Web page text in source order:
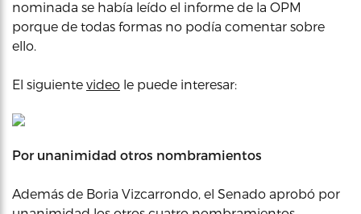
nominada se había leído el informe de la OPM
porque de todas formas no podía comentar sobre
ello.
El siguiente video le puede interesar:
Por unanimidad otros nombramientos
Además de Boria Vizcarrondo, el Senado aprobó por